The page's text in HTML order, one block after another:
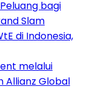
bagi
Slam
di Indonesia,
melalui
Allianz Global